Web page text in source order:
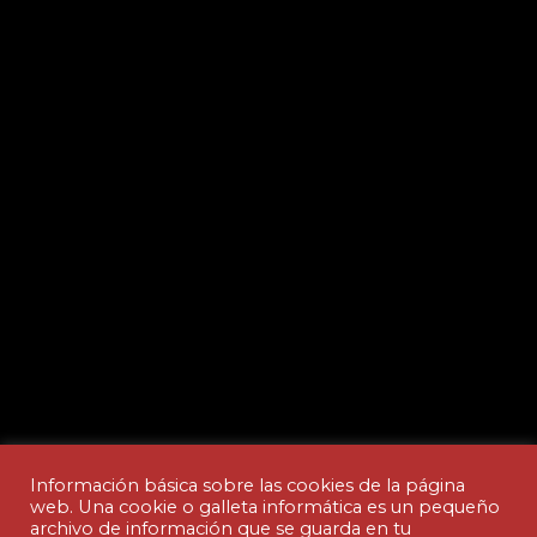
Información básica sobre las cookies de la página
web. Una cookie o galleta informática es un pequeño
archivo de información que se guarda en tu